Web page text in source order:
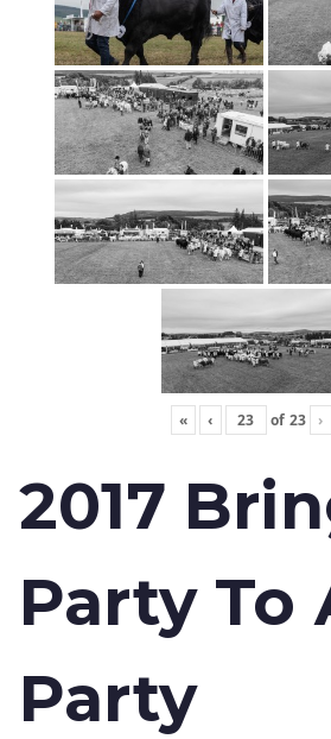
« ‹ of 23 ›
2017
Party To
Party